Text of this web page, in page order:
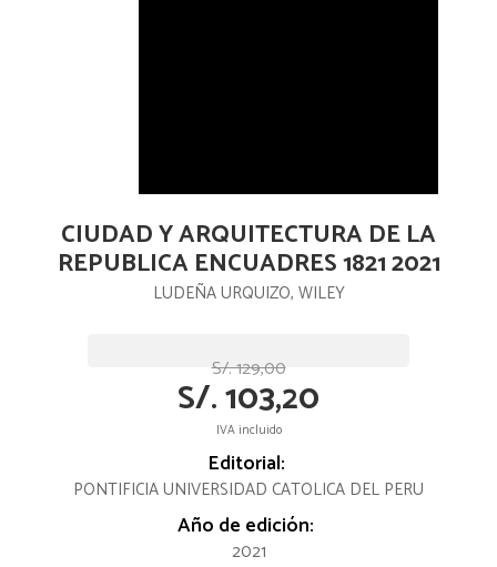
CIUDAD Y ARQUITECTURA DE LA
REPUBLICA ENCUADRES 1821 2021
LUDEÑA URQUIZO, WILEY
S/. 129,00
S/. 103,20
IVA incluido
Editorial:
PONTIFICIA UNIVERSIDAD CATOLICA DEL PERU
Año de edición:
2021